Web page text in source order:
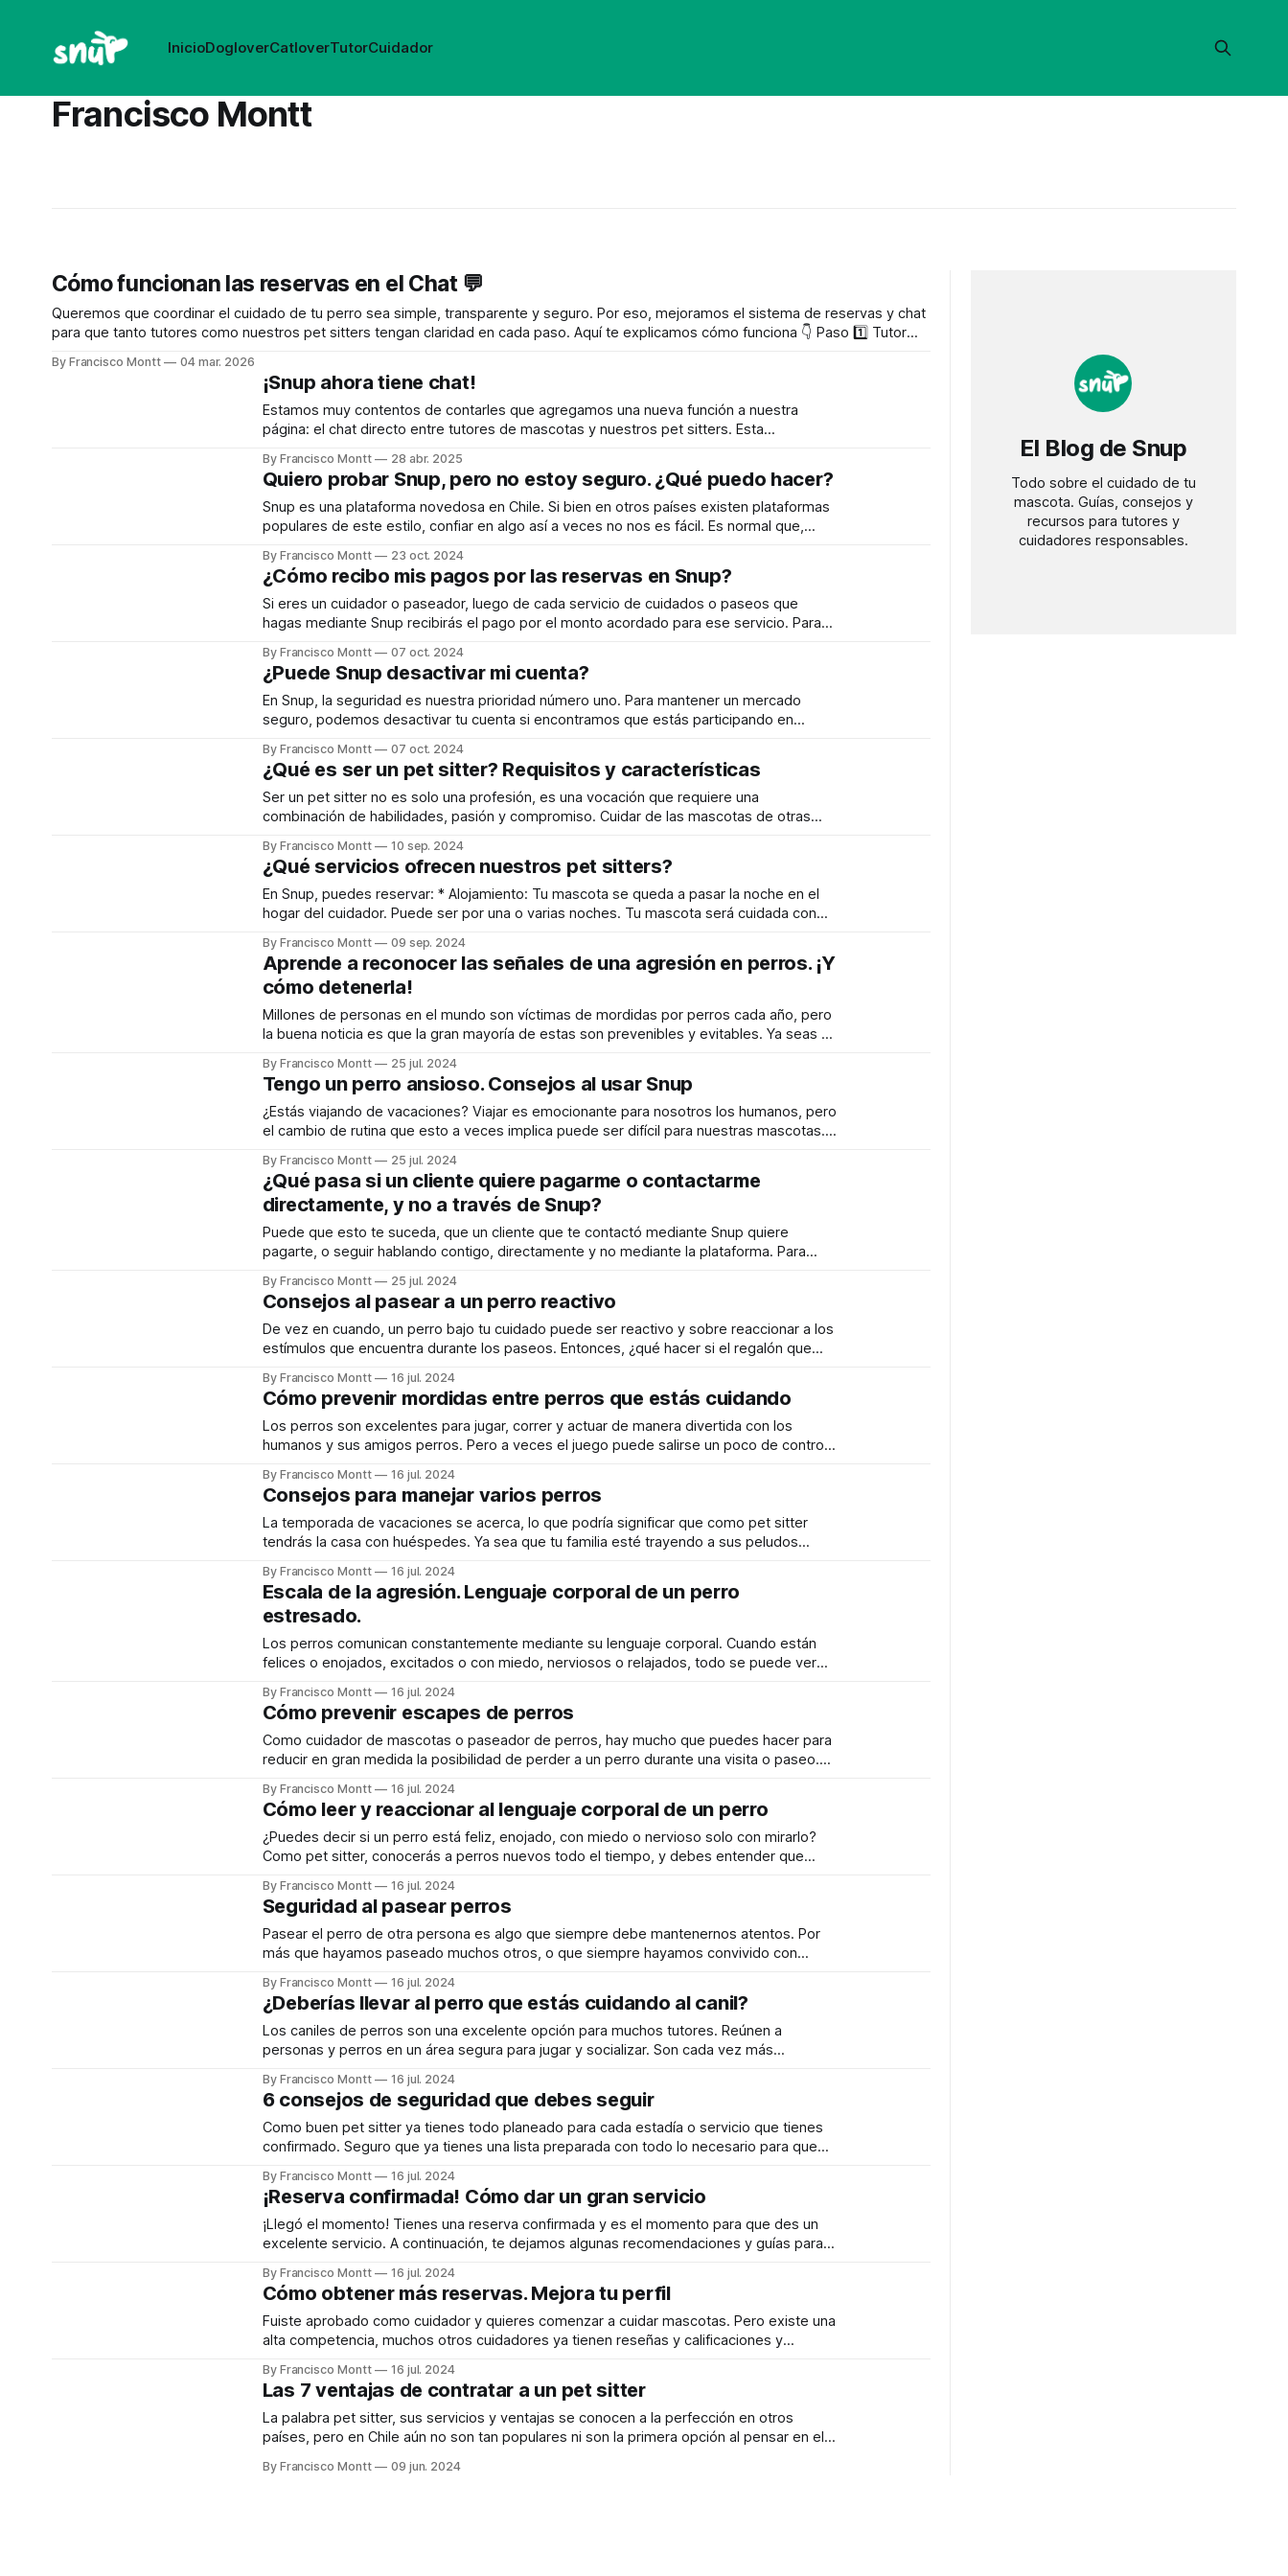
InicioDogloverCatloverTutorCuidador
Francisco Montt
Cómo funcionan las reservas en el Chat 💬
Queremos que coordinar el cuidado de tu perro sea simple, transparente y seguro. Por eso, mejoramos el sistema de reservas y chat
para que tanto tutores como nuestros pet sitters tengan claridad en cada paso. Aquí te explicamos cómo funciona 👇 Paso 1️⃣ Tutor
By Francisco Montt 04 mar. 2026
¡Snup ahora tiene chat!
Estamos muy contentos de contarles que agregamos una nueva función a nuestra
página: el chat directo entre tutores de mascotas y nuestros pet sitters. Esta
rápida y fácil. Ahora, cuando un tutor busque un pet sitter o
By Francisco Montt 28 abr. 2025
Quiero probar Snup, pero no estoy seguro. ¿Qué puedo hacer?
Snup es una plataforma novedosa en Chile. Si bien en otros países existen plataformas
populares de este estilo, confiar en algo así a veces no nos es fácil. Es normal que,
en algo de este estilo. Por esto
By Francisco Montt 23 oct. 2024
¿Cómo recibo mis pagos por las reservas en Snup?
Si eres un cuidador o paseador, luego de cada servicio de cuidados o paseos que
hagas mediante Snup recibirás el pago por el monto acordado para ese servicio. Para
servicios que son de cuidado de mascotas en
By Francisco Montt 07 oct. 2024
¿Puede Snup desactivar mi cuenta?
En Snup, la seguridad es nuestra prioridad número uno. Para mantener un mercado
seguro, podemos desactivar tu cuenta si encontramos que estás participando en
y Condiciones de Servicio de Snup. Tu cuenta puede ser desactivada por algunas de las
By Francisco Montt 07 oct. 2024
¿Qué es ser un pet sitter? Requisitos y características
Ser un pet sitter no es solo una profesión, es una vocación que requiere una
combinación de habilidades, pasión y compromiso. Cuidar de las mascotas de otras
ambiente seguro y amoroso en ausencia de sus
By Francisco Montt 10 sep. 2024
¿Qué servicios ofrecen nuestros pet sitters?
En Snup, puedes reservar: * Alojamiento: Tu mascota se queda a pasar la noche en el
hogar del cuidador. Puede ser por una o varias noches. Tu mascota será cuidada con
By Francisco Montt 09 sep. 2024
Aprende a reconocer las señales de una agresión en perros. ¡Y
cómo detenerla!
Millones de personas en el mundo son víctimas de mordidas por perros cada año, pero
la buena noticia es que la gran mayoría de estas son prevenibles y evitables. Ya seas un
By Francisco Montt 25 jul. 2024
Tengo un perro ansioso. Consejos al usar Snup
¿Estás viajando de vacaciones? Viajar es emocionante para nosotros los humanos, pero
el cambio de rutina que esto a veces implica puede ser difícil para nuestras mascotas. Y
ansioso y te preocupa dejarlo en otras manos, ¡tranquilidad!
By Francisco Montt 25 jul. 2024
¿Qué pasa si un cliente quiere pagarme o contactarme
directamente, y no a través de Snup?
Puede que esto te suceda, que un cliente que te contactó mediante Snup quiere
pagarte, o seguir hablando contigo, directamente y no mediante la plataforma. Para
para que todos podamos garantizar una experiencia segura y
By Francisco Montt 25 jul. 2024
Consejos al pasear a un perro reactivo
De vez en cuando, un perro bajo tu cuidado puede ser reactivo y sobre reaccionar a los
estímulos que encuentra durante los paseos. Entonces, ¿qué hacer si el regalón que
bicicletas u otros perros,
By Francisco Montt 16 jul. 2024
Cómo prevenir mordidas entre perros que estás cuidando
Los perros son excelentes para jugar, correr y actuar de manera divertida con los
humanos y sus amigos perros. Pero a veces el juego puede salirse un poco de control,
en la traducción. Esto podría
By Francisco Montt 16 jul. 2024
Consejos para manejar varios perros
La temporada de vacaciones se acerca, lo que podría significar que como pet sitter
tendrás la casa con huéspedes. Ya sea que tu familia esté trayendo a sus peludos
un perro puede ser todo un desafío,
By Francisco Montt 16 jul. 2024
Escala de la agresión. Lenguaje corporal de un perro
estresado.
Los perros comunican constantemente mediante su lenguaje corporal. Cuando están
felices o enojados, excitados o con miedo, nerviosos o relajados, todo se puede ver
By Francisco Montt 16 jul. 2024
Cómo prevenir escapes de perros
Como cuidador de mascotas o paseador de perros, hay mucho que puedes hacer para
reducir en gran medida la posibilidad de perder a un perro durante una visita o paseo.
que tú (o tu perro a
By Francisco Montt 16 jul. 2024
Cómo leer y reaccionar al lenguaje corporal de un perro
¿Puedes decir si un perro está feliz, enojado, con miedo o nervioso solo con mirarlo?
Como pet sitter, conocerás a perros nuevos todo el tiempo, y debes entender que
han ido formando su personalidad y sus gustos. Como persona
By Francisco Montt 16 jul. 2024
Seguridad al pasear perros
Pasear el perro de otra persona es algo que siempre debe mantenernos atentos. Por
más que hayamos paseado muchos otros, o que siempre hayamos convivido con
con algunos consejos de seguridad que te ayudarán a
By Francisco Montt 16 jul. 2024
¿Deberías llevar al perro que estás cuidando al canil?
Los caniles de perros son una excelente opción para muchos tutores. Reúnen a
personas y perros en un área segura para jugar y socializar. Son cada vez más
¿cómo saber si es recomendable llevar al perro que estoy cuidando?
By Francisco Montt 16 jul. 2024
6 consejos de seguridad que debes seguir
Como buen pet sitter ya tienes todo planeado para cada estadía o servicio que tienes
confirmado. Seguro que ya tienes una lista preparada con todo lo necesario para que
para el baño. Y
By Francisco Montt 16 jul. 2024
¡Reserva confirmada! Cómo dar un gran servicio
¡Llegó el momento! Tienes una reserva confirmada y es el momento para que des un
excelente servicio. A continuación, te dejamos algunas recomendaciones y guías para
tutores estén más felices dejando su mascota en tus
By Francisco Montt 16 jul. 2024
Cómo obtener más reservas. Mejora tu perfil
Fuiste aprobado como cuidador y quieres comenzar a cuidar mascotas. Pero existe una
alta competencia, muchos otros cuidadores ya tienen reseñas y calificaciones y
recomendaciones que mejorarán tu probabilidad de quedarte con la solicitud de una
persona que está
By Francisco Montt 16 jul. 2024
Las 7 ventajas de contratar a un pet sitter
La palabra pet sitter, sus servicios y ventajas se conocen a la perfección en otros
países, pero en Chile aún no son tan populares ni son la primera opción al pensar en el
primera opción al pensar en
By Francisco Montt 09 jun. 2024
El Blog de Snup
Todo sobre el cuidado de tu
mascota. Guías, consejos y
recursos para tutores y
cuidadores responsables.